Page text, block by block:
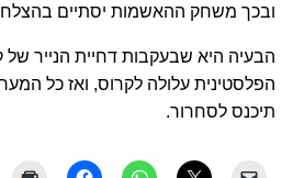
ובכך משחק ההאשמות יסתיים
הבעיה היא שבעקבות דחיית הנייר של
הפלסטינית עלולה לקרוס, ואז כל
תיכנס לסחרור.